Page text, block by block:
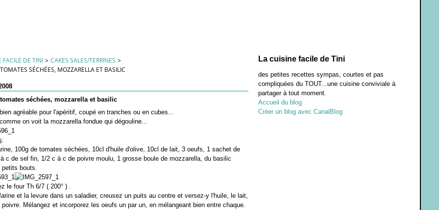
FACILE DE TINI > CAKES SALES/TERRINES >
SÉCHÉES, MOZZARELLA ET BASILIC
séchées, mozzarella et basilic
agréable pour l'apéritif, coupé en tranches ou en cubes...
on voit la mozzarella fondue qui dégouline...
:
100g de tomates séchées, 10cl d'huile d'olive, 10cl de lait, 3 oeufs, 1 sachet de
c de sel fin, 1/2 c à c de poivre moulu, 1 grosse boule de mozzarella, du basilic
petits bouts.
le four Th 6/7 ( 200° ) .
et la levure dans un saladier, creusez un puits au centre et versez-y l'huile, le lait,
poivre. Mélangez et incorporez les oeufs un par un, en mélangeant bien entre chaque.
La cuisine facile de Tini
des petites recettes sympas, courtes et pas
compliquées du TOUT...une cuisine conviviale à
partager à tout moment.
Accueil du blog
Créer un blog avec CanalBlog